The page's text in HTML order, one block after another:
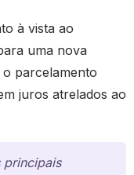
à vista ao
uma nova
parcelamento
juros atrelados ao
principais